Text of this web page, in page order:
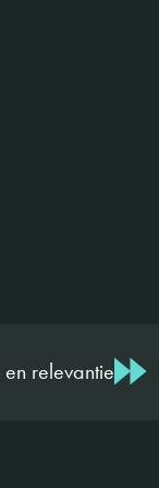
relevantie